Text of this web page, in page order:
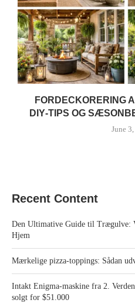
FORDECKORERING
DIY‑TIPS OG
June
Recent Content
Den Ultimative Guide til
Hjem
Mærkelige pizza‑toppings: Sådan
Intakt Enigma‑maskine fra 2.
solgt for $51.000